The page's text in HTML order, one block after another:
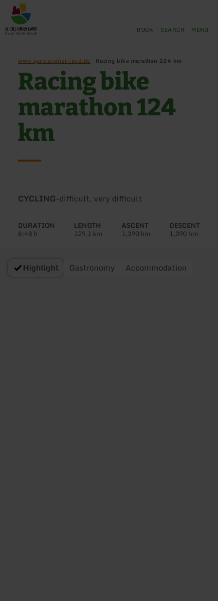
Back
home
page
BOOK SEARCH MENU
www.gerolsteiner-land.de Racing bike marathon 124 km
Racing bike
marathon 124
km
Type
tour:
CYCLING-Difficulty:
difficult, very difficult
DURATION
8:48 h
LENGTH
129.1 km
ASCENT
1,390 hm
DESCENT
1,390 hm
Highlight Gastronomy Accommodation